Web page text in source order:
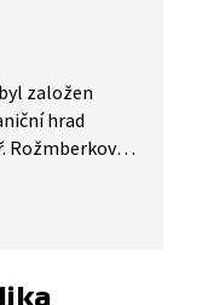
založen
hrad
Rožmberkové
a slouží